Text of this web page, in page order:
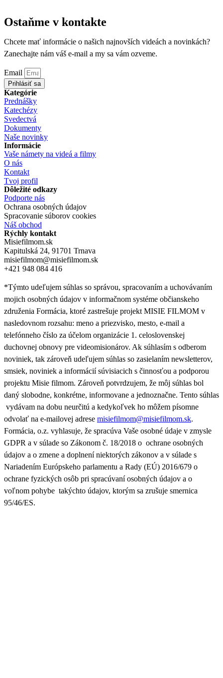
Ostaňme v kontakte
Chcete mať informácie o našich najnovších videách a novinkách?
Zanechajte nám váš e-mail a my sa vám ozveme.
Email
Prihlásiť sa
Kategórie
Prednášky
Katechézy
Svedectvá
Dokumenty
Naše novinky
Informácie
Vaše námety na videá a filmy
O nás
Kontakt
Tvoj profil
Dôležité odkazy
Podporte nás
Ochrana osobných údajov
Spracovanie súborov cookies
Náš obchod
Rýchly kontakt
Misiefilmom.sk
Kapitulská 24, 91701 Trnava
misiefilmom@misiefilmom.sk
+421 948 084 416
*Týmto udeľujem súhlas so správou, spracovaním a uchovávaním
mojich osobných údajov v informačnom systéme občianskeho
združenia Formácia, ktoré zastrešuje projekt MISIE FILMOM v
nasledovnom rozsahu: meno a priezvisko, mesto, e-mail a
telefónneho číslo za účelom organizácie 1. celoslovenskej
duchovnej obnovy pre videomisionárov. Ak súhlasím s odberom
noviniek, tak zároveň udeľujem súhlas so zasielaním newsletterov,
smsiek, noviniek a informácií súvisiacich s činnosťou a podporou
projektu Misie filmom. Zároveň potvrdzujem, že môj súhlas bol
daný slobodne, konkrétne, informovane a jednoznačne. Tento súhlas
vydávam na dobu neurčitú a kedykoľvek ho môžem písomne
odvolať na e-mailovej adrese misiefilmom@misiefilmom.sk.
Formácia, o.z. vyhlasuje, že spracúva Vaše osobné údaje v zmysle
GDPR a v súlade so Zákonom č. 18/2018 o ochrane osobných
údajov a o zmene a doplnení niektorých zákonov a v súlade s
Nariadením Európskeho parlamentu a Rady (EÚ) 2016/679 o
ochrane fyzických osôb pri spracúvaní osobných údajov a o
voľnom pohybe takýchto údajov, ktorým sa zrušuje smernica
95/46/ES.